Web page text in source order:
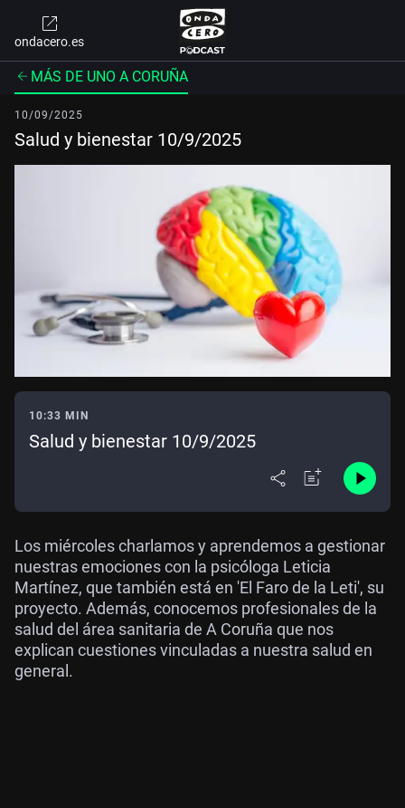
ondacero.es
MÁS DE UNO A CORUÑA
10/09/2025
Salud y bienestar 10/9/2025
10:33 MIN
Salud y bienestar 10/9/2025
Los miércoles charlamos y aprendemos a gestionar
nuestras emociones con la psicóloga Leticia
Martínez, que también está en 'El Faro de la Leti', su
proyecto. Además, conocemos profesionales de la
salud del área sanitaria de A Coruña que nos
explican cuestiones vinculadas a nuestra salud en
general.